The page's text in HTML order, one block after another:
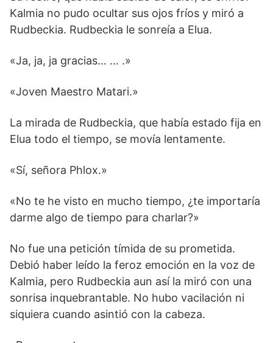
Kalmia no pudo ocultar sus ojos fríos y miró a
Rudbeckia. Rudbeckia le sonreía a Elua.
«Ja, ja, ja gracias… … .»
«Joven Maestro Matari.»
La mirada de Rudbeckia, que había estado fija en
Elua todo el tiempo, se movía lentamente.
«Sí, señora Phlox.»
«No te he visto en mucho tiempo, ¿te importaría
darme algo de tiempo para charlar?»
No fue una petición tímida de su prometida.
Debió haber leído la feroz emoción en la voz de
Kalmia, pero Rudbeckia aun así la miró con una
sonrisa inquebrantable. No hubo vacilación ni
siquiera cuando asintió con la cabeza.